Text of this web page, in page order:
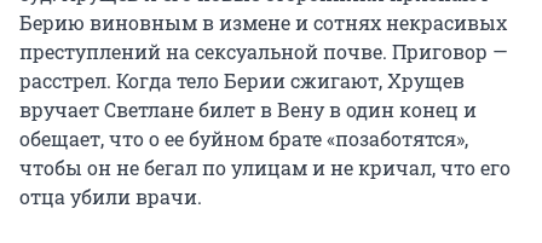
Берию виновным в измене и сотнях некрасивых
преступлений на сексуальной почве. Приговор —
расстрел. Когда тело Берии сжигают, Хрущев
вручает Светлане билет в Вену в один конец и
обещает, что о ее буйном брате «позаботятся»,
чтобы он не бегал по улицам и не кричал, что его
отца убили врачи.